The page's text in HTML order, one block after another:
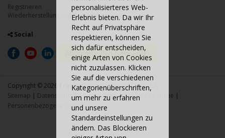
Registrieren
Wiederherstellung von Passwörtern
Social
Abonniere den Newsletter
Copyright © 2026 FreziteFerramentas de Corte, S.A.
Sitemap | Datenschutz-Bestimmungen|Cookies-Richtlinie |
Personenbezogene Daten
personalisierteres Web-
Erlebnis bieten. Da wir Ihr
Recht auf Privatsphäre
respektieren, können Sie
sich dafür entscheiden,
einige Arten von Cookies
nicht zuzulassen. Klicken
Sie auf die verschiedenen
Kategorienüberschriften,
um mehr zu erfahren
und unsere
Standardeinstellungen zu
ändern. Das Blockieren